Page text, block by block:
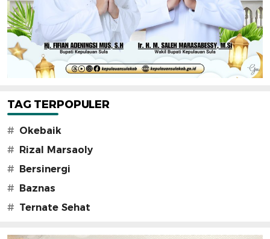
TAG TERPOPULER
# Okebaik
# Rizal Marsaoly
# Bersinergi
# Baznas
# Ternate Sehat